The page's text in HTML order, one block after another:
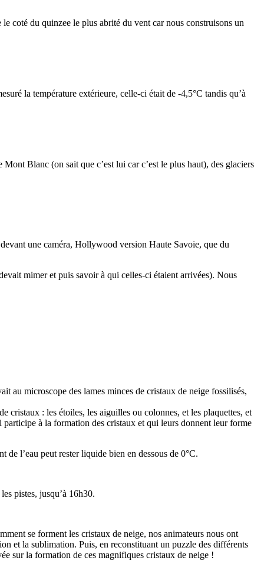
coté du quinzee le plus abrité du vent car nous construisons un
la température extérieure, celle-ci était de -4,5°C tandis qu’à
Blanc (on sait que c’est lui car c’est le plus haut), des glaciers
une caméra, Hollywood version Haute Savoie, que du
mimer et puis savoir à qui celles-ci étaient arrivées). Nous
au microscope des lames minces de cristaux de neige fossilisés,
cristaux : les étoiles, les aiguilles ou colonnes, et les plaquettes, et
à la formation des cristaux et qui leurs donnent leur forme
l’eau peut rester liquide bien en dessous de 0°C.
pistes, jusqu’à 16h30.
se forment les cristaux de neige, nos animateurs nous ont
et la sublimation. Puis, en reconstituant un puzzle des différents
sur la formation de ces magnifiques cristaux de neige !